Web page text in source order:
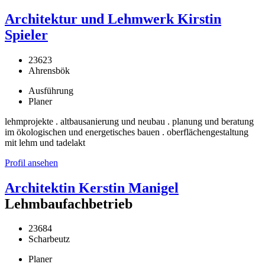
Architektur und Lehmwerk Kirstin
Spieler
23623
Ahrensbök
Ausführung
Planer
lehmprojekte . altbausanierung und neubau . planung und beratung
im ökologischen und energetisches bauen . oberflächengestaltung
mit lehm und tadelakt
Profil ansehen
Architektin Kerstin Manigel
Lehmbaufachbetrieb
23684
Scharbeutz
Planer